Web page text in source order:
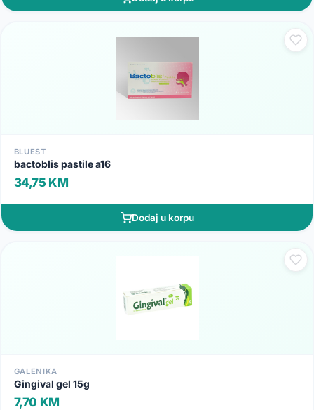
BLUEST
bactoblis pastile a16
34,75 KM
Dodaj u korpu
GALENIKA
Gingival gel 15g
7,70 KM